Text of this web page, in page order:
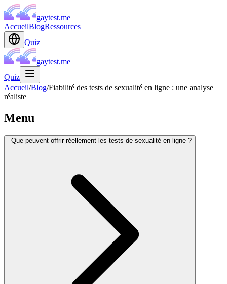
gaytest.me
AccueilBlogRessources
Quiz
gaytest.me
Quiz
Accueil/Blog/Fiabilité des tests de sexualité en ligne : une analyse
réaliste
Menu
Que peuvent offrir réellement les tests de sexualité en ligne ?